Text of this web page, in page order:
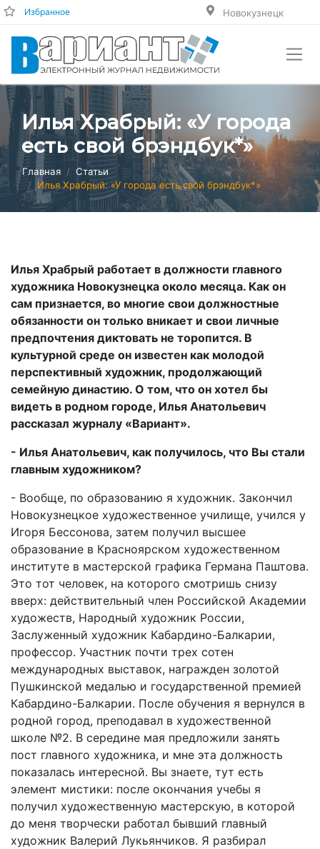
Избранное Новокузнецк
Илья Храбрый: «У города
есть свой брэндбук*»
Главная
Статьи
Илья Храбрый: «У города есть свой брэндбук*»
Илья Храбрый работает в должности главного
художника Новокузнецка около месяца. Как он
сам признается, во многие свои должностные
обязанности он только вникает и свои личные
предпочтения диктовать не торопится. В
культурной среде он известен как молодой
перспективный художник, продолжающий
семейную династию. О том, что он хотел бы
видеть в родном городе, Илья Анатольевич
рассказал журналу «Вариант».
- Илья Анатольевич, как получилось, что Вы стали
главным художником?
- Вообще, по образованию я художник. Закончил
Новокузнецкое художественное училище, учился у
Игоря Бессонова, затем получил высшее
образование в Красноярском художественном
институте в мастерской графика Германа Паштова.
Это тот человек, на которого смотришь снизу
вверх: действительный член Российской Академии
художеств, Народный художник России,
Заслуженный художник Кабардино-Балкарии,
профессор. Участник почти трех сотен
международных выставок, награжден золотой
Пушкинской медалью и государственной премией
Кабардино-Балкарии. После обучения я вернулся в
родной город, преподавал в художественной
школе №2. В середине мая предложили занять
пост главного художника, и мне эта должность
показалась интересной. Вы знаете, тут есть
элемент мистики: после окончания учебы я
получил художественную мастерскую, в которой
до меня творчески работал бывший главный
художник Валерий Лукьянчиков. Я разбирал